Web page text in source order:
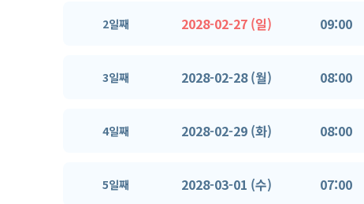
2일째 2028-02-27 (일) 09:00
3일째 2028-02-28 (월) 08:00
4일째 2028-02-29 (화) 08:00
5일째 2028-03-01 (수) 07:00